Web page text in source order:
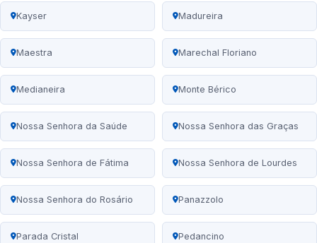
Kayser Madureira
Maestra Marechal Floriano
Medianeira Monte Bérico
Nossa Senhora da Saúde Nossa Senhora das Graças
Nossa Senhora de Fátima Nossa Senhora de Lourdes
Nossa Senhora do Rosário Panazzolo
Parada Cristal Pedancino